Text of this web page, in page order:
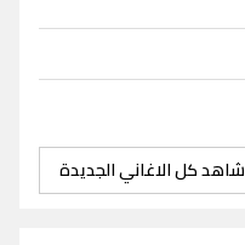
شاهد كل الاغاني الجديدة